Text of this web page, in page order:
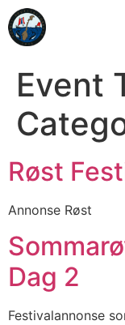
Event
Røst
Annonse Røst
Dag 2
Festivalannonse